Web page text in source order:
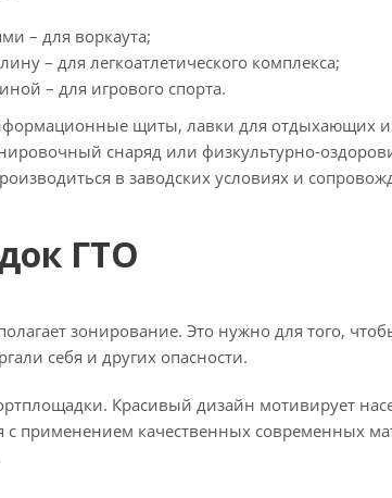
– для воркаута;
– для легкоатлетического комплекса;
– для игрового спорта.
щиты, лавки для отдыхающих и
снаряд или физкультурно-
в заводских условиях и
ГТО
зонирование. Это нужно для того,
себя и других опасности.
Красивый дизайн мотивирует
применением качественных современных